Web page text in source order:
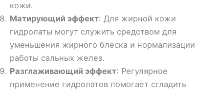
кожи.
Матирующий эффект: Для жирной кожи
гидролаты могут служить средством для
уменьшения жирного блеска и нормализации
работы сальных желез.
Разглаживающий эффект: Регулярное
применение гидролатов помогает сгладить